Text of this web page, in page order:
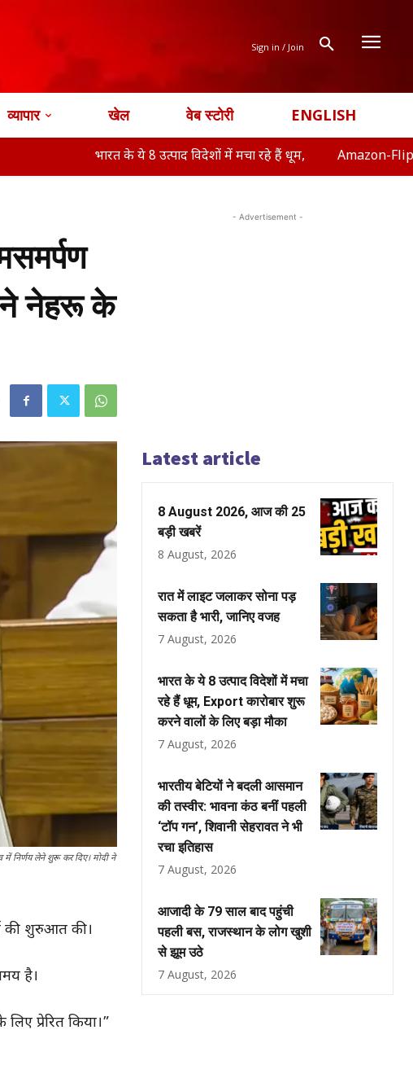
Sign in / Join
व्यापार खेल वेब स्टोरी ENGLISH
भारत के ये 8 उत्पाद विदेशों में मचा रहे हैं धूम, Amazon-Flipkart
ने नेहरू के
निर्णय लेने शुरू कर दिए। मोदी ने
की शुरुआत की।
है।
प्रेरित किया।”
- Advertisement -
Latest article
8 August 2026, आज की 25
बड़ी खबरें
8 August, 2026
रात में लाइट जलाकर सोना पड़
सकता है भारी, जानिए वजह
7 August, 2026
भारत के ये 8 उत्पाद विदेशों में मचा
रहे हैं धूम, Export कारोबार शुरू
करने वालों के लिए बड़ा मौका
7 August, 2026
भारतीय बेटियों ने बदली आसमान
की तस्वीर: भावना कंठ बनीं पहली
‘टॉप गन’, शिवानी सेहरावत ने भी
रचा इतिहास
7 August, 2026
आजादी के 79 साल बाद पहुंची
पहली बस, राजस्थान के लोग खुशी
से झूम उठे
7 August, 2026